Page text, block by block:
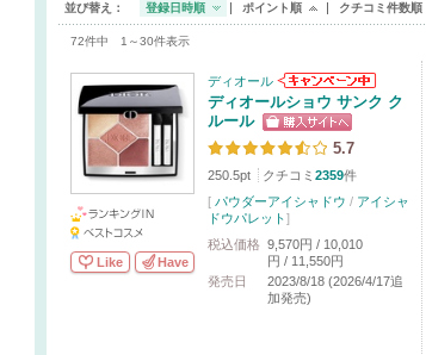
並び替え： 登録日時順 ポイント順 クチコミ件数順
72件中 1～30件表示
Like Have
ディオール
ディオールショウ サンク ク
ルール
5.7
250.5pt クチコミ 2359件
[ パウダーアイシャドウ / アイシャ
ドウパレット]
税込価格 9,570円 / 10,010
円 / 11,550円
発売日
2023/8/18 (2026/4/17追
加発売)